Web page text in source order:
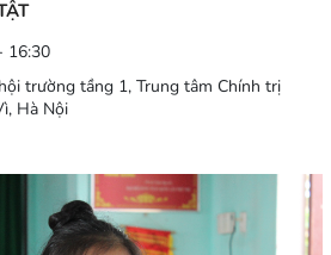
16:30
trường tầng 1, Trung tâm Chính trị
Hà Nội